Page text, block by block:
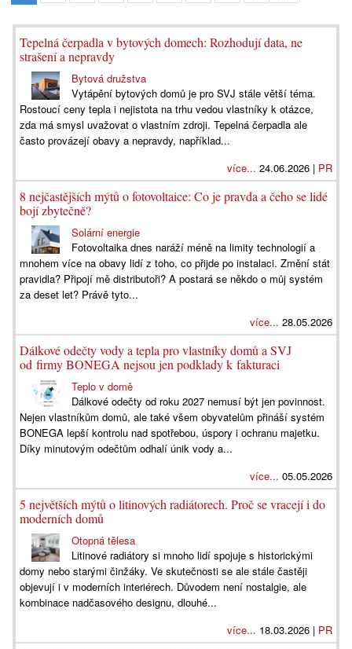
Tepelná čerpadla v bytových domech: Rozhodují data, ne
strašení a nepravdy
Bytová družstva
Vytápění bytových domů je pro SVJ stále větší téma.
Rostoucí ceny tepla i nejistota na trhu vedou vlastníky k otázce,
zda má smysl uvažovat o vlastním zdroji. Tepelná čerpadla ale
často provázejí obavy a nepravdy, například...
více... 24.06.2026 | PR
8 nejčastějších mýtů o fotovoltaice: Co je pravda a čeho se lidé
bojí zbytečně?
Solární energie
Fotovoltaika dnes naráží méně na limity technologií a
mnohem více na obavy lidí z toho, co přijde po instalaci. Změní stát
pravidla? Připojí mě distributoři? A postará se někdo o můj systém
za deset let? Právě tyto...
více... 28.05.2026
Dálkové odečty vody a tepla pro vlastníky domů a SVJ
od firmy BONEGA nejsou jen podklady k fakturaci
Teplo v domě
Dálkové odečty od roku 2027 nemusí být jen povinnost.
Nejen vlastníkům domů, ale také všem obyvatelům přináší systém
BONEGA lepší kontrolu nad spotřebou, úspory i ochranu majetku.
Díky minutovým odečtům odhalí únik vody a...
více... 05.05.2026
5 největších mýtů o litinových radiátorech. Proč se vracejí i do
moderních domů
Otopná tělesa
Litinové radiátory si mnoho lidí spojuje s historickými
domy nebo starými činžáky. Ve skutečnosti se ale stále častěji
objevují i v moderních interiérech. Důvodem není nostalgie, ale
kombinace nadčasového designu, dlouhé...
více... 18.03.2026 | PR